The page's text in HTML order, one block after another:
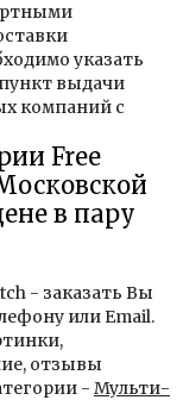
указать
выдачи
компаний с
Free
в пару
- заказать Вы
или Email.
отзывы
- Мульти-